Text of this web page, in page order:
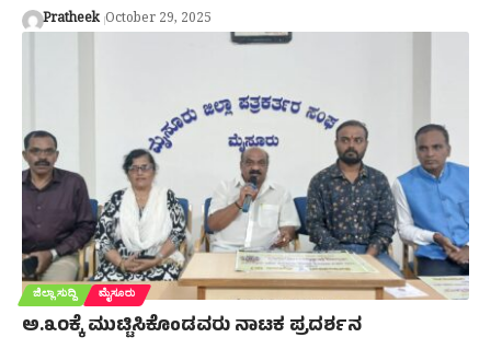
Pratheek October 29, 2025
ಜಿಲ್ಲಾ ಸುದ್ದಿ ಮೈಸೂರು
ಅ.೩೦ಕ್ಕೆ ಮುಟ್ಟಿಸಿಕೊಂಡವರು ನಾಟಕ ಪ್ರದರ್ಶನ